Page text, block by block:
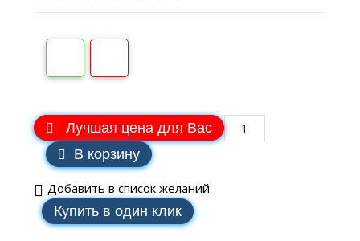
Лучшая цена для Вас
В корзину
Добавить в список желаний
Купить в один клик